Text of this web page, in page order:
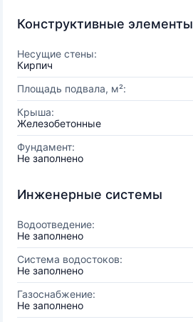
Конструктивные элементы
Несущие стены:
Кирпич
Площадь подвала, м²:
Крыша:
Железобетонные
Фундамент:
Не заполнено
Инженерные системы
Водоотведение:
Не заполнено
Система водостоков:
Не заполнено
Газоснабжение:
Не заполнено